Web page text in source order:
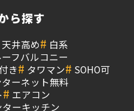
ら探す
天井高め# 白系
フバルコニー
き# タワマン# SOHO可
ーネット無料
# エアコン
ターキッチン